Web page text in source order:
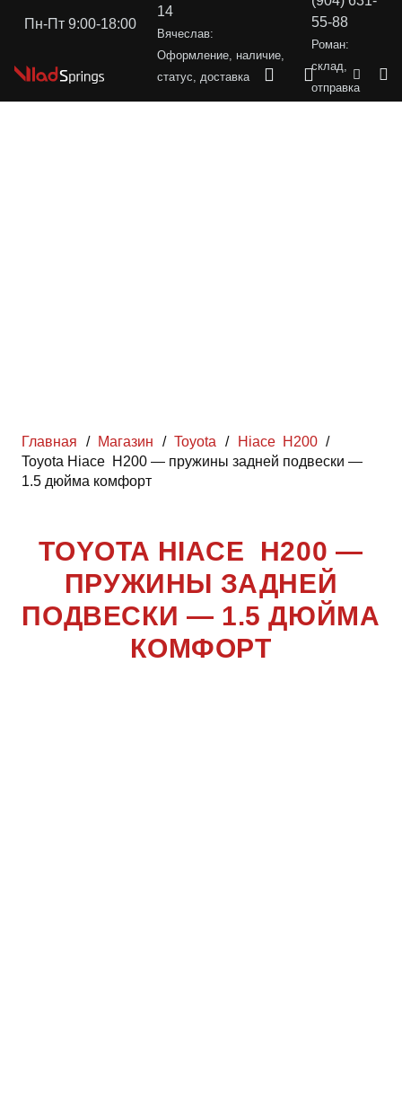
Пн-Пт 9:00-18:00
14
Вячеслав:
Оформление, наличие,
статус, доставка
55-88
Роман:
склад,
отправка
Главная / Магазин / Toyota / Hiace H200 /
Toyota Hiace H200 — пружины задней подвески —
1.5 дюйма комфорт
TOYOTA HIACE H200 —
ПРУЖИНЫ ЗАДНЕЙ
ПОДВЕСКИ — 1.5 ДЮЙМА
КОМФОРТ